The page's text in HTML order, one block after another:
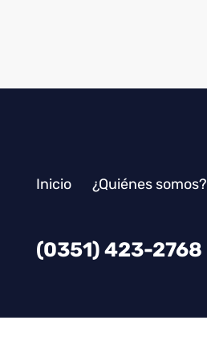
Inicio ¿Quiénes somos?
(0351) 423-2768